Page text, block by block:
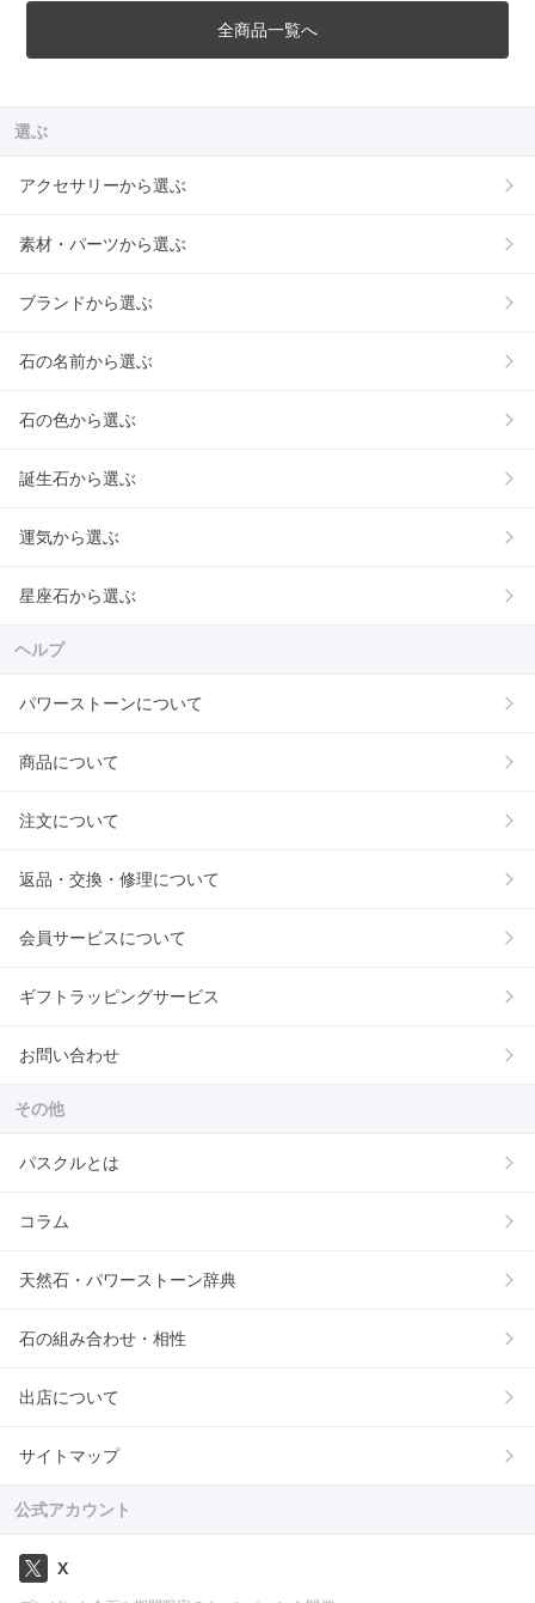
全商品一覧へ
選ぶ
アクセサリーから選ぶ
素材・パーツから選ぶ
ブランドから選ぶ
石の名前から選ぶ
石の色から選ぶ
誕生石から選ぶ
運気から選ぶ
星座石から選ぶ
ヘルプ
パワーストーンについて
商品について
注文について
返品・交換・修理について
会員サービスについて
ギフトラッピングサービス
お問い合わせ
その他
パスクルとは
コラム
天然石・パワーストーン辞典
石の組み合わせ・相性
出店について
サイトマップ
公式アカウント
X